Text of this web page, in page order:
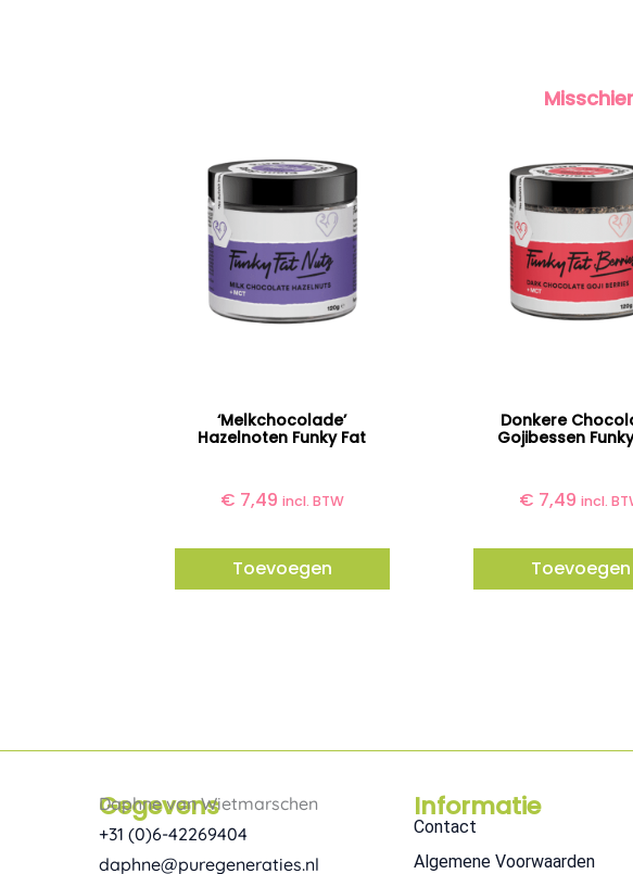
‘Melkchocolade’
Hazelnoten Funky Fat
€ 7,49 incl. BTW
Toevoegen
Donkere
Gojibessen
€ 7,49 incl.
Toevoegen
Gegevens
Daphne van Wietmarschen
+31 (0)6-42269404
daphne@puregeneraties.nl
Informatie
Contact
Algemene Voorwaarden